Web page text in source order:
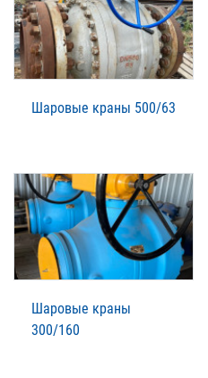
Шаровые краны 500/63
Шаровые краны
300/160